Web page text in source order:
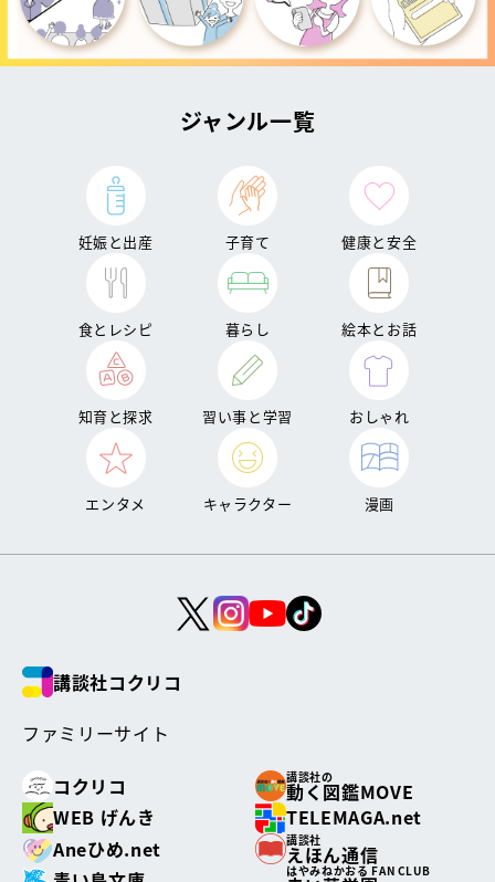
ジャンル一覧
妊娠と出産 子育て 健康と安全
食とレシピ 暮らし 絵本とお話
知育と探求 習い事と学習 おしゃれ
エンタメ キャラクター 漫画
講談社コクリコ
ファミリーサイト
コクリコ
講談社の
動く図鑑MOVE
WEB げんき
TELEMAGA.net
Aneひめ.net
講談社
えほん通信
はやみねかおる FAN CLUB